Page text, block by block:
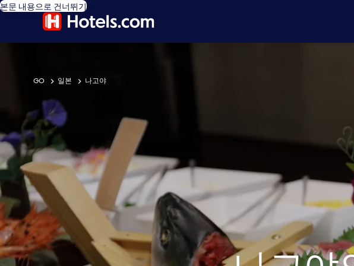
본문 내용으로 건너뛰기
GO 일본 나고야